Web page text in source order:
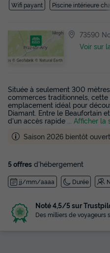
Wifi payant Piscine intérieure
73590
Voir sur
Située à seulement 300
commerces traditionnels, cette
emplacement idéal pour
Diamant. Entre le Beaufortain
d'un accès rapide
... Afficher la
Saison 2026 bientôt
5 offres d'hébergement
jj/mm/aaaa Durée
Noté 4,5/5 sur
Des milliers de voyageurs